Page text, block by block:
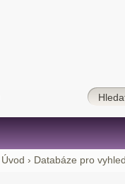
Úvod › Databáze pro